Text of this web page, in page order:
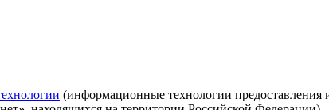
(информационные технологии предоставления